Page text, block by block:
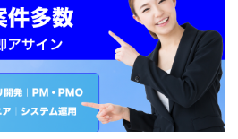
可能 【年齢】：30代まで(スキル次第
可 【商流】： 【備考】：弊社実績有
06）